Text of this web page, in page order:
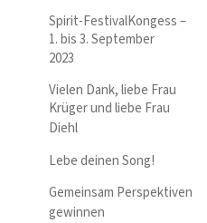
Spirit-FestivalKongess –
1. bis 3. September
2023
Vielen Dank, liebe Frau
Krüger und liebe Frau
Diehl
Lebe deinen Song!
Gemeinsam Perspektiven
gewinnen